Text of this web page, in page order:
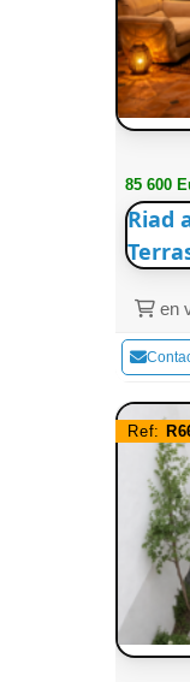
85 600
Riad
en
Ref: